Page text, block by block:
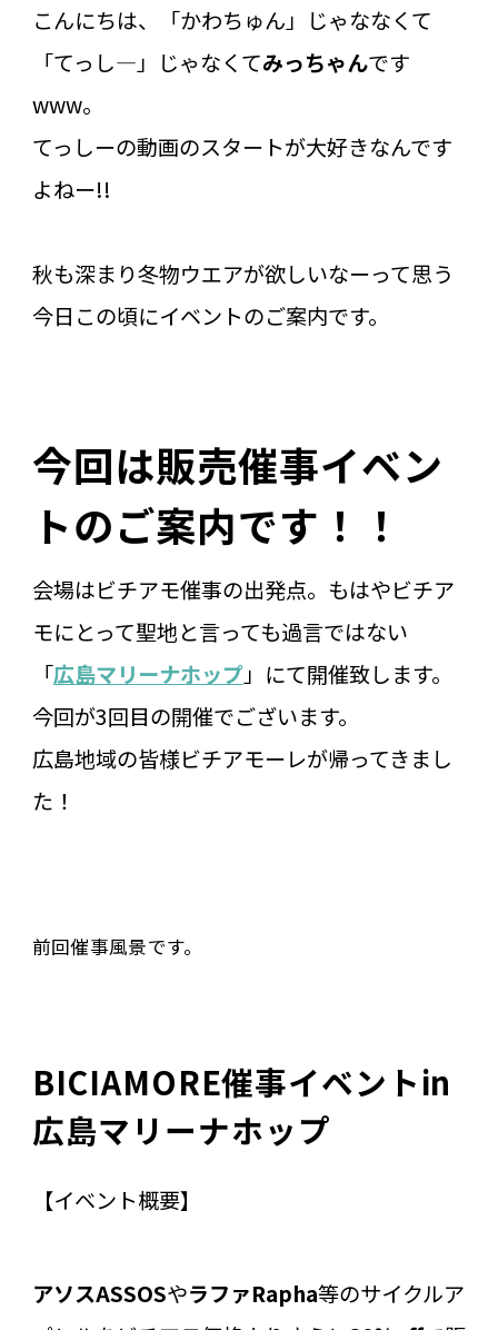
こんにちは、「かわちゅん」じゃななくて
「てっし―」じゃなくてみっちゃんです
www。
てっしーの動画のスタートが大好きなんです
よねー!!
秋も深まり冬物ウエアが欲しいなーって思う
今日この頃にイベントのご案内です。
今回は販売催事イベン
トのご案内です！！
会場はビチアモ催事の出発点。もはやビチア
モにとって聖地と言っても過言ではない
「広島マリーナホップ」にて開催致します。
今回が3回目の開催でございます。
広島地域の皆様ビチアモーレが帰ってきまし
た！
前回催事風景です。
BICIAMORE催事イベントin
広島マリーナホップ
【イベント概要】
アソスASSOSやラファRapha等のサイクルア